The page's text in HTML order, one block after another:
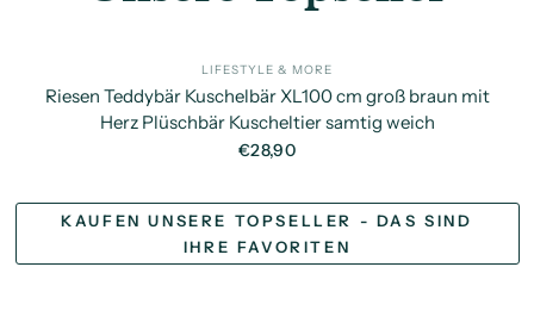
LIFESTYLE & MORE
Riesen Teddybär Kuschelbär XL100 cm groß braun mit
Herz Plüschbär Kuscheltier samtig weich
€28,90
KAUFEN UNSERE TOPSELLER - DAS SIND
IHRE FAVORITEN